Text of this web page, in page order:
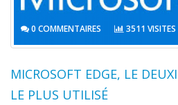
0 COMMENTAIRES 3511 VISITES
MICROSOFT EDGE, LE
LE PLUS UTILISÉ